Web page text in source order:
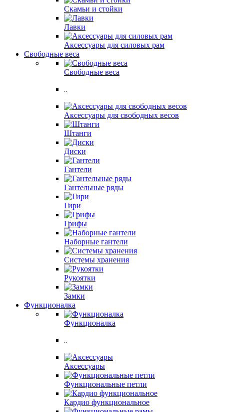
Скамьи и стойки
Лавки
Аксессуары для силовых рам
Свободные веса
Свободные веса
..
Аксессуары для свободных весов
Штанги
Диски
Гантели
Гантельные ряды
Гири
Грифы
Наборные гантели
Системы хранения
Рукоятки
Замки
Функционалка
Функционалка
..
Аксессуары
Функциональные петли
Кардио функциональное